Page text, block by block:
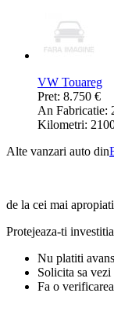
VW Touareg
Pret: 8.750 €
An Fabricatie:
Kilometri:
Alte vanzari auto din
de la cei mai
Protejeaza-ti investitia
Nu platiti
Solicita sa vezi
Fa o